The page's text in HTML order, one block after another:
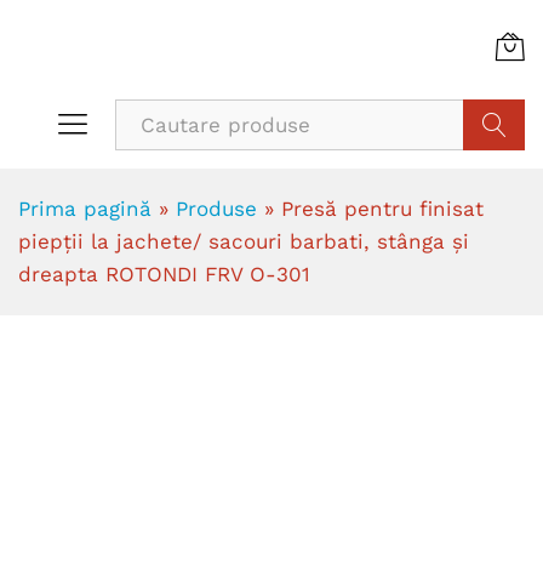
Prima pagină » Produse » Presă pentru finisat
piepţii la jachete/ sacouri barbati, stânga şi
dreapta ROTONDI FRV O-301